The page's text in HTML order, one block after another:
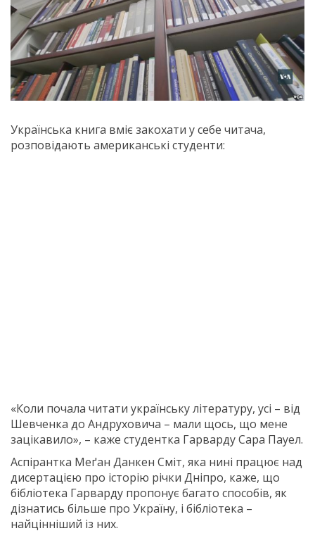
​Українська книга вміє закохати у себе читача,
розповідають американські студенти:
«Коли почала читати українську літературу, усі – від
Шевченка до Андруховича – мали щось, що мене
зацікавило», – каже студентка Гарварду Сара Пауел.
Аспірантка Меґан Данкен Сміт, яка нині працює над
дисертацією про історію річки Дніпро, каже, що
бібліотека Гарварду пропонує багато способів, як
дізнатись більше про Україну, і бібліотека –
найцінніший із них.